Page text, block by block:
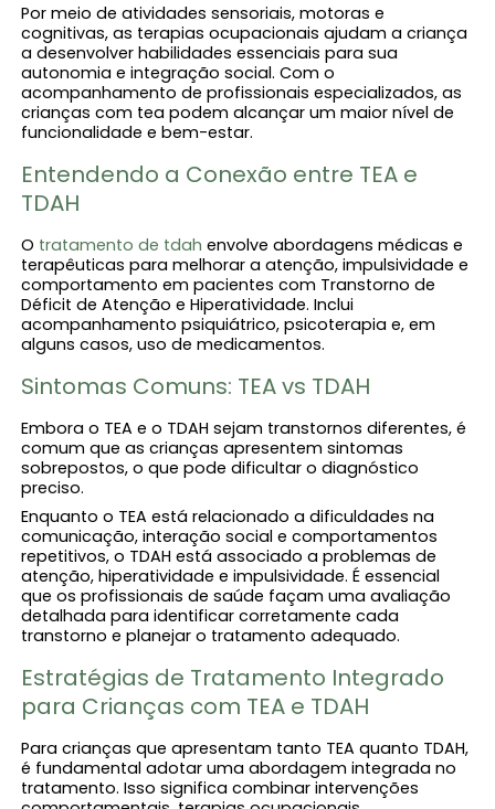
Por meio de atividades sensoriais, motoras e
cognitivas, as terapias ocupacionais ajudam a criança
a desenvolver habilidades essenciais para sua
autonomia e integração social. Com o
acompanhamento de profissionais especializados, as
crianças com tea podem alcançar um maior nível de
funcionalidade e bem-estar.
Entendendo a Conexão entre TEA e
TDAH
O tratamento de tdah envolve abordagens médicas e
terapêuticas para melhorar a atenção, impulsividade e
comportamento em pacientes com Transtorno de
Déficit de Atenção e Hiperatividade. Inclui
acompanhamento psiquiátrico, psicoterapia e, em
alguns casos, uso de medicamentos.
Sintomas Comuns: TEA vs TDAH
Embora o TEA e o TDAH sejam transtornos diferentes, é
comum que as crianças apresentem sintomas
sobrepostos, o que pode dificultar o diagnóstico
preciso.
Enquanto o TEA está relacionado a dificuldades na
comunicação, interação social e comportamentos
repetitivos, o TDAH está associado a problemas de
atenção, hiperatividade e impulsividade. É essencial
que os profissionais de saúde façam uma avaliação
detalhada para identificar corretamente cada
transtorno e planejar o tratamento adequado.
Estratégias de Tratamento Integrado
para Crianças com TEA e TDAH
Para crianças que apresentam tanto TEA quanto TDAH,
é fundamental adotar uma abordagem integrada no
tratamento. Isso significa combinar intervenções